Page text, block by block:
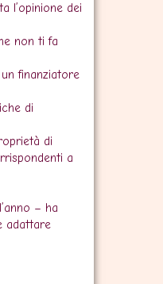
l’opinione dei
non ti fa
finanziatore
di
di
a
– ha
adattare